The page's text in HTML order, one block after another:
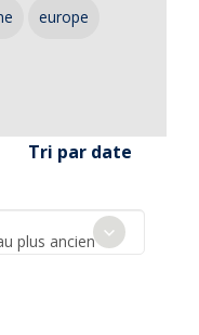
europe
Tri par date
plus ancien